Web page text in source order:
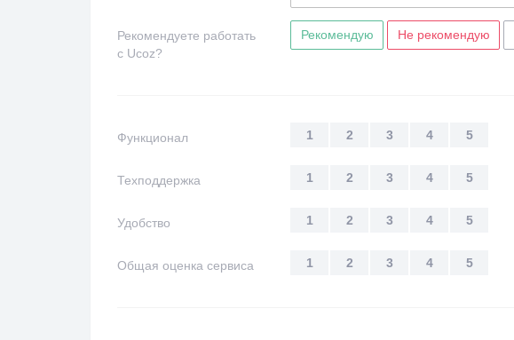
Рекомендуете работать
с Ucoz?
Рекомендую Не рекомендую
Функционал 5
4
3
2
1
Техподдержка 5
4
3
2
1
Удобство 5
4
3
2
1
Общая оценка сервиса 5
4
3
2
1